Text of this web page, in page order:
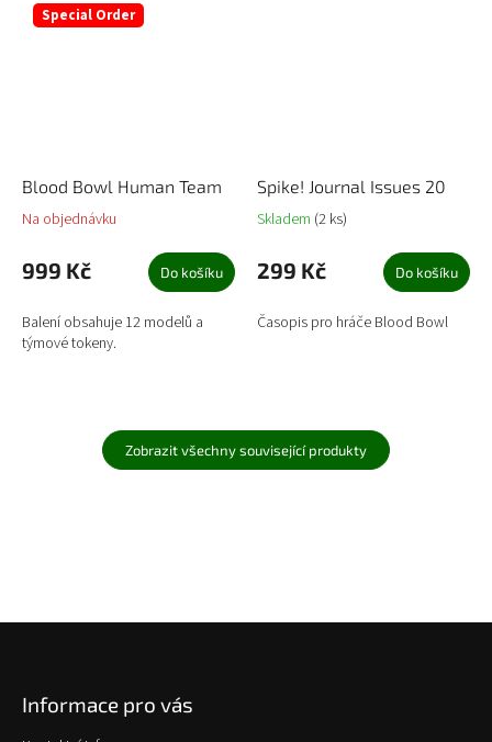
Special Order
Blood Bowl Human Team
Na objednávku
999 Kč Do košíku
Balení obsahuje 12 modelů a
týmové tokeny.
Spike! Journal Issues 20
Skladem (2 ks)
299 Kč Do košíku
Časopis pro hráče Blood Bowl
Zobrazit všechny související produkty
Informace pro vás